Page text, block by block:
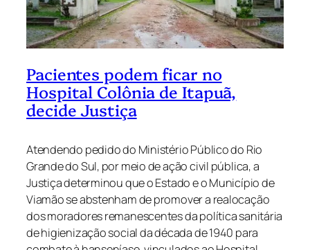
Pacientes podem ficar no
Hospital Colônia de Itapuã,
decide Justiça
Atendendo pedido do Ministério Público do Rio
Grande do Sul, por meio de ação civil pública, a
Justiça determinou que o Estado e o Município de
Viamão se abstenham de promover a realocação
dos moradores remanescentes da política sanitária
de higienização social da década de 1940 para